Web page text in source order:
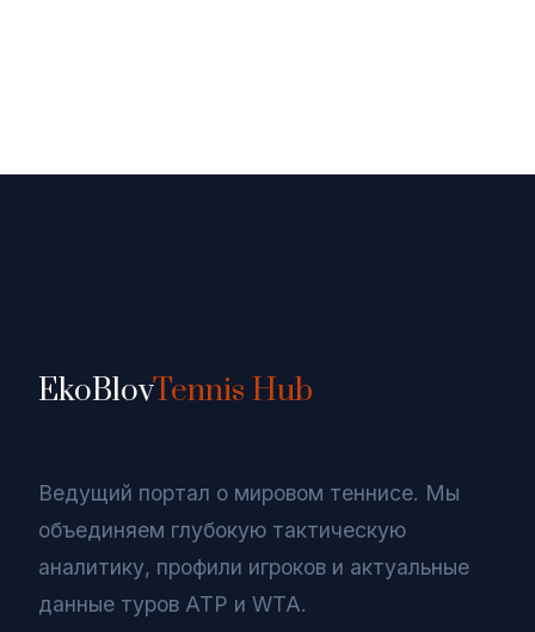
EkoBlovTennis Hub
Ведущий портал о мировом теннисе. Мы
объединяем глубокую тактическую
аналитику, профили игроков и актуальные
данные туров ATP и WTA.